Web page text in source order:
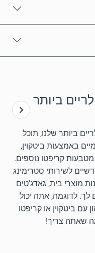
ביותר
ביותר שלנו, תוכל
באמצעות ביטקוין,
את'ריום, לייטקוין, סולאנה ומעל 200 מטבעות קריפטו נוספים.
לשירותי סטרימינג
מוצרי בית, גאדג'טים
לך. לדוגמה, אתה יכול
ביטקוין או קריפטו
שאתה צריך!